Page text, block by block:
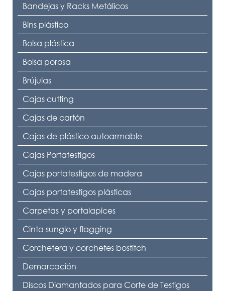
Bandejas y Racks Metálicos
Bins plástico
Bolsa plástica
Bolsa porosa
Brújulas
Cajas cutting
Cajas de cartón
Cajas de plástico autoarmable
Cajas Portatestigos
Cajas portatestigos de madera
Cajas portatestigos plásticas
Carpetas y portalapices
Cinta sunglo y flagging
Corchetera y corchetes bostitch
Demarcación
Discos Diamantados para Corte de Testigos